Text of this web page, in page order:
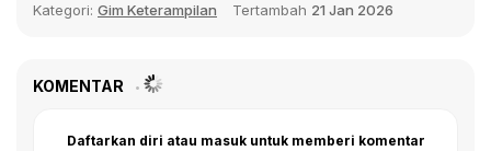
Kategori: Gim Keterampilan Tertambah 21 Jan 2026
KOMENTAR
Daftarkan diri atau masuk untuk memberi komentar